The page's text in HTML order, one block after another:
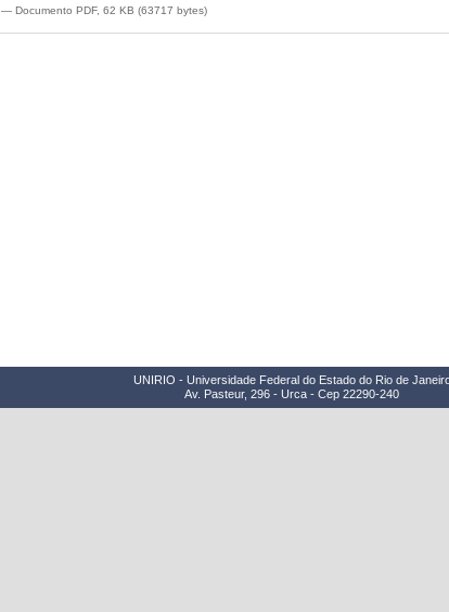
— Documento PDF, 62 KB (63717 bytes)
UNIRIO - Universidade Federal do Estado do Rio de
Av. Pasteur, 296 - Urca - Cep 22290-240